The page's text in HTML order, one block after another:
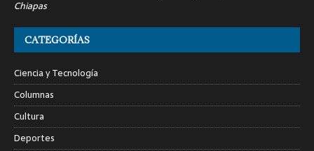
Chiapas
CATEGORÍAS
Ciencia y Tecnología
Columnas
Cultura
Deportes